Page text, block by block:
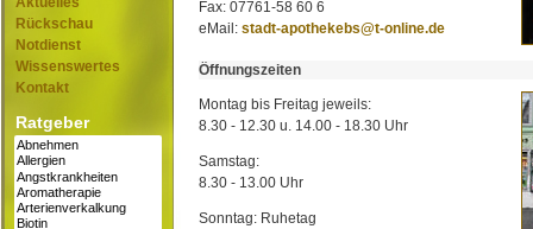
Rückschau
Notdienst
Wissenswertes
Kontakt
Ratgeber
Fax: 07761-58 60 6
eMail: stadt-apothekebs@t-online.de
Öffnungszeiten
Montag bis Freitag jeweils:
8.30 - 12.30 u. 14.00 - 18.30 Uhr
Samstag:
8.30 - 13.00 Uhr
Sonntag: Ruhetag